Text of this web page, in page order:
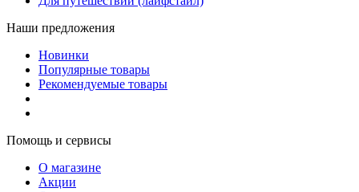
Наши предложения
Новинки
Популярные товары
Рекомендуемые товары
Помощь и сервисы
О магазине
Акции